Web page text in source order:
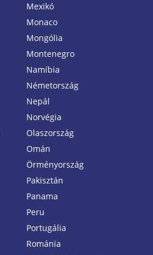
Mexikó
Monaco
Mongólia
Montenegro
Namíbia
Németország
Nepál
Norvégia
Olaszország
Omán
Örményország
Pakisztán
Panama
Peru
Portugália
Románia